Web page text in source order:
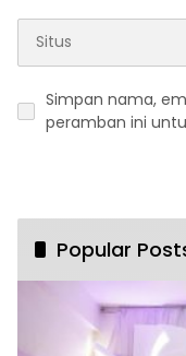
Simpan nama,
peramban ini
Popular